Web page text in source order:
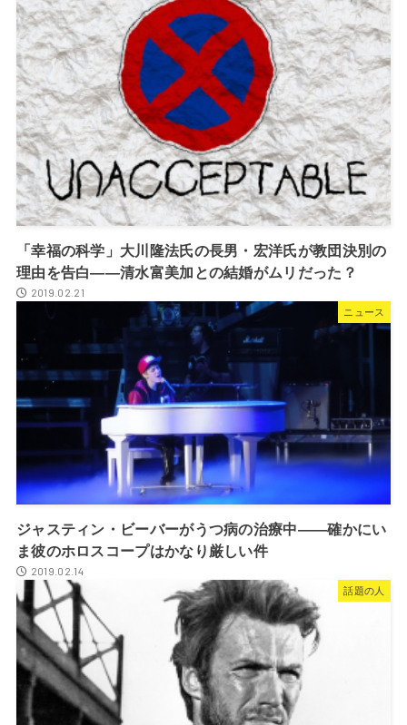
「幸福の科学」大川隆法氏の長男・宏洋氏が教団決別の
理由を告白――清水富美加との結婚がムリだった？
2019.02.21
ニュース
ジャスティン・ビーバーがうつ病の治療中――確かにい
ま彼のホロスコープはかなり厳しい件
2019.02.14
話題の人